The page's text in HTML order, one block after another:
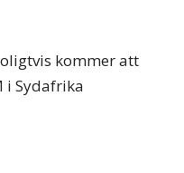
kommer att
i Sydafrika